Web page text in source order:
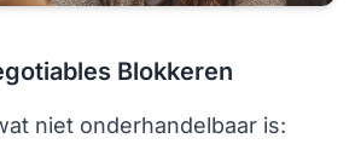
Blokkeren
niet onderhandelbaar is: